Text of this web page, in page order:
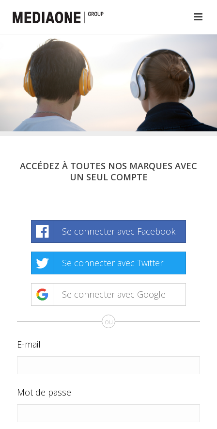
ACCÉDEZ À TOUTES NOS MARQUES AVEC
UN SEUL COMPTE
Se connecter avec Facebook
Se connecter avec Twitter
Se connecter avec Google
ou
E-mail
Mot de passe